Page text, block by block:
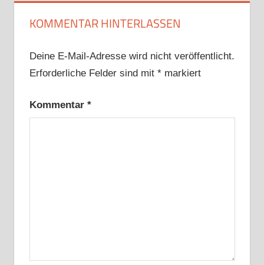
KOMMENTAR HINTERLASSEN
Deine E-Mail-Adresse wird nicht veröffentlicht.
Erforderliche Felder sind mit *markiert
Kommentar *